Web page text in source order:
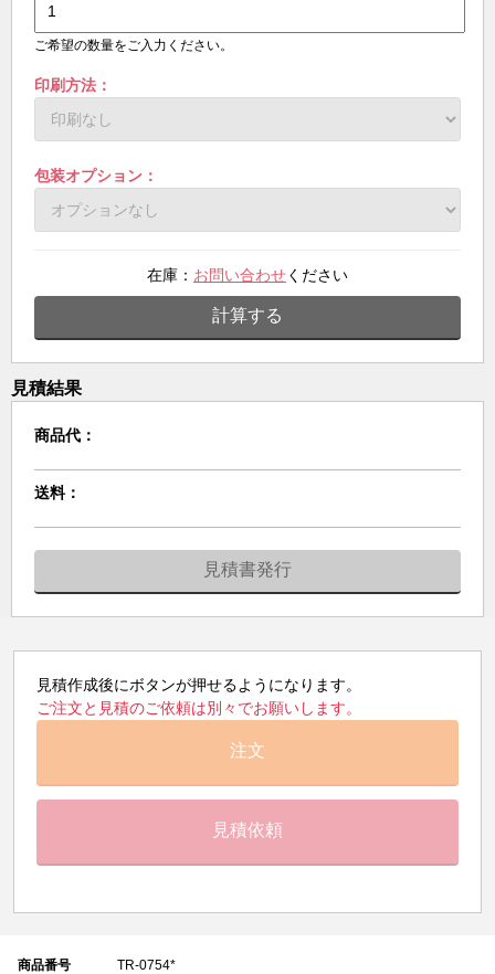
ご希望の数量をご入力ください。
印刷方法：
包装オプション：
在庫： お問い合わせください
計算する
見積結果
商品代：
送料：
見積書発行
見積作成後にボタンが押せるようになります。
ご注文と見積のご依頼は別々でお願いします。
注文
見積依頼
商品番号 TR-0754*